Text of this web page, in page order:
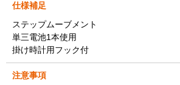
仕様補足
ステップムーブメント
単三電池1本使用
掛け時計用フック付
注意事項